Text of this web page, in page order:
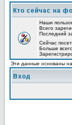
Кто сейчас на
Наши
Всего
Последний
Сейчас
Больше
Эти данные основаны на
Вход